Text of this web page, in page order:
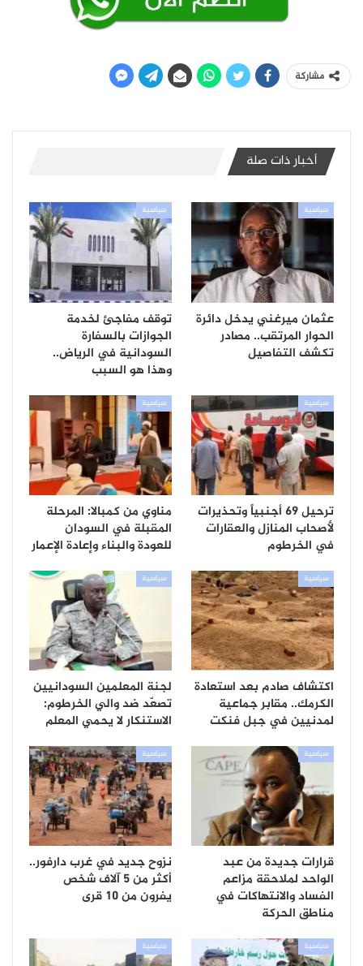
مشاركة
أخبار ذات صلة
سياسية
عثمان ميرغني يدخل دائرة
الحوار المرتقب.. مصادر
تكشف التفاصيل
سياسية
توقف مفاجئ لخدمة
الجوازات بالسفارة
السودانية في الرياض..
وهذا هو السبب
سياسية
ترحيل 69 أجنبياً وتحذيرات
لأصحاب المنازل والعقارات
في الخرطوم
سياسية
مناوي من كمبالا: المرحلة
المقبلة في السودان
للعودة والبناء وإعادة الإعمار
سياسية
اكتشاف صادم بعد استعادة
الكرمك.. مقابر جماعية
لمدنيين في جبل فنكت
سياسية
لجنة المعلمين السودانيين
تصعّد ضد والي الخرطوم:
الاستنكار لا يحمي المعلم
سياسية
قرارات جديدة من عبد
الواحد لملاحقة مزاعم
الفساد والانتهاكات في
مناطق الحركة
سياسية
نزوح جديد في غرب دارفور..
أكثر من 5 آلاف شخص
يفرون من 10 قرى
سياسية سياسية